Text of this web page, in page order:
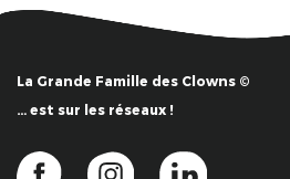
La Grande Famille des Clowns ©
… est sur les réseaux !